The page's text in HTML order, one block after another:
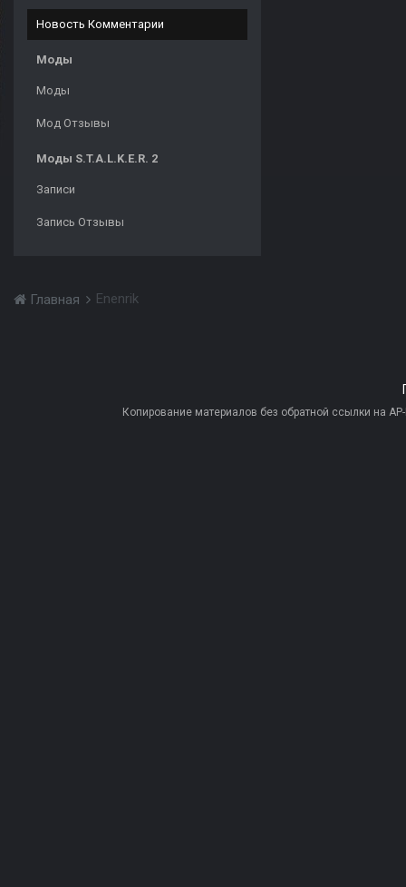
Новость Комментарии
Моды
Моды
Мод Отзывы
Моды S.T.A.L.K.E.R. 2
Записи
Запись Отзывы
Главная Enenrik
Копирование материалов без обратной ссылки на